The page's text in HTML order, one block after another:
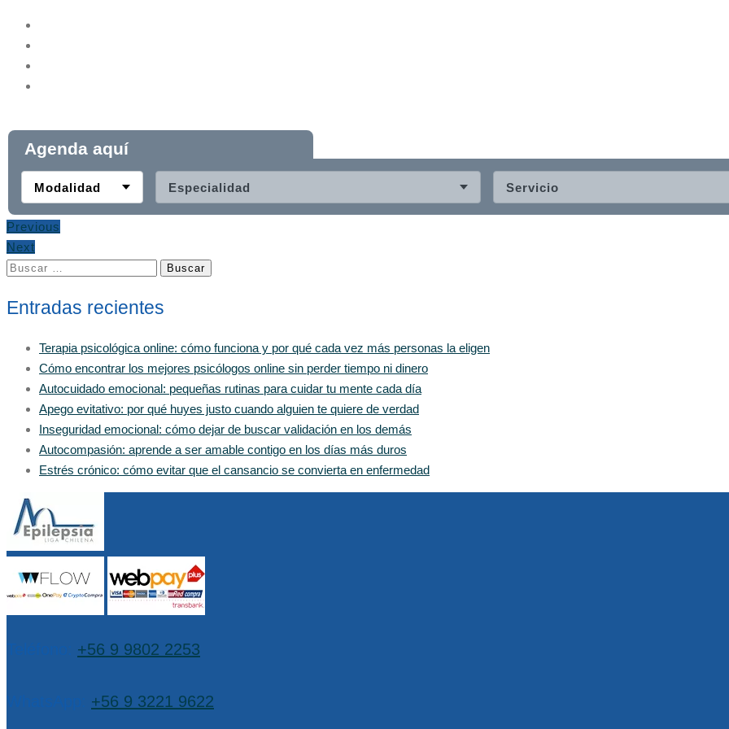
Agenda aquí
Modalidad Especialidad Servicio
Previous
Next
Buscar:
Entradas recientes
Terapia psicológica online: cómo funciona y por qué cada vez más personas la eligen
Cómo encontrar los mejores psicólogos online sin perder tiempo ni dinero
Autocuidado emocional: pequeñas rutinas para cuidar tu mente cada día
Apego evitativo: por qué huyes justo cuando alguien te quiere de verdad
Inseguridad emocional: cómo dejar de buscar validación en los demás
Autocompasión: aprende a ser amable contigo en los días más duros
Estrés crónico: cómo evitar que el cansancio se convierta en enfermedad
+56 9 9802 2253
+56 9 3221 9622